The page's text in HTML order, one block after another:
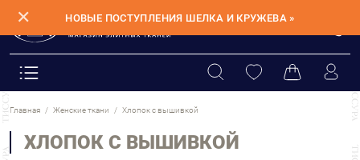
✕ НОВЫЕ ПОСТУПЛЕНИЯ ШЕЛКА И КРУЖЕВА »
Главная Женские ткани Хлопок с вышивкой
ХЛОПОК С ВЫШИВКОЙ